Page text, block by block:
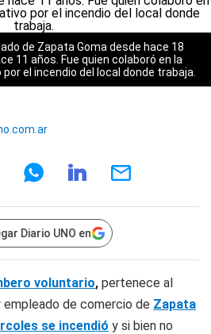
de Zapata Goma desde hace 18
11 años. Fue quien colaboró en la
el incendio del local donde trabaja.
Diario UNO en
voluntario, pertenece al
de comercio de Zapata
se incendió y si bien no